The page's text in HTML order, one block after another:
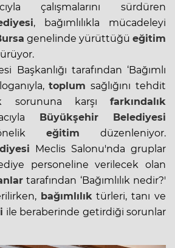
çalışmalarını sürdüren
, bağımlılıkla mücadeleyi
genelinde yürüttüğü eğitim
Başkanlığı tarafından ‘Bağımlı
toplum sağlığını tehdit
sorununa karşı farkındalık
Büyükşehir Belediyesi
eğitim düzenleniyor.
Meclis Salonu'nda gruplar
personeline verilecek olan
tarafından ‘Bağımlılık nedir?'
bağımlılık türleri, tanı ve
ile beraberinde getirdiği sorunlar